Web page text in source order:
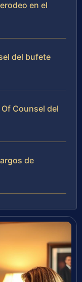
en el
del bufete
Counsel del
de